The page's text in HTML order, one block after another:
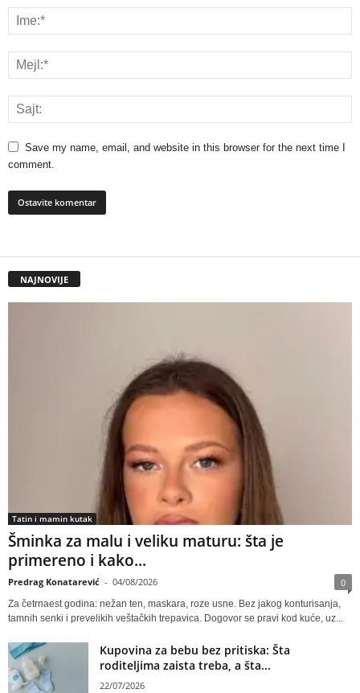
Save my name, email, and website in this browser for the next time I
comment.
NAJNOVIJE
Tatin i mamin kutak
Šminka za malu i veliku maturu: šta je
primereno i kako...
Predrag Konatarević - 04/08/2026 0
Za četrnaest godina: nežan ten, maskara, roze usne. Bez jakog konturisanja,
tamnih senki i prevelikih veštačkih trepavica. Dogovor se pravi kod kuće, uz...
Kupovina za bebu bez pritiska: Šta
roditeljima zaista treba, a šta...
22/07/2026